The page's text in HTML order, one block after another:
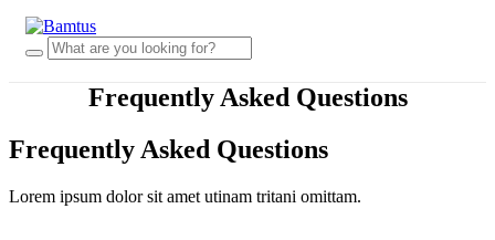
Frequently Asked Questions
Frequently Asked Questions
Lorem ipsum dolor sit amet utinam tritani omittam.